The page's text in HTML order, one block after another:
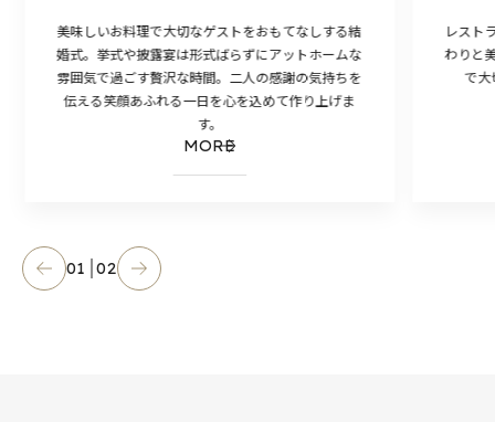
美味しいお料理で大切なゲストをおもてなしする結
婚式。挙式や披露宴は形式ばらずにアットホームな
雰囲気で過ごす贅沢な時間。二人の感謝の気持ちを
伝える笑顔あふれる一日を心を込めて作り上げま
す。
MORE
レスト
わりと
で大
01 02